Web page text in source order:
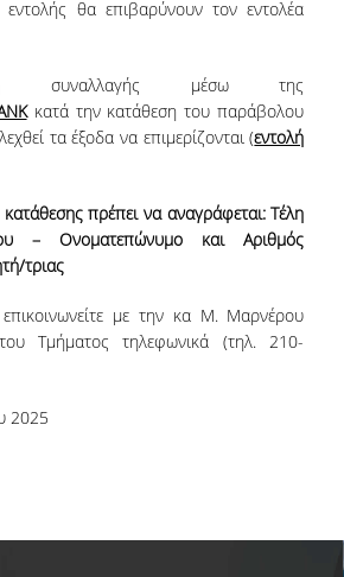
ΠΡΟΠΤΥΧΙΑΚΟΥΣ ΦΟΙΤΗΤΕΣ
ΕΞΩΤΕΡΙΚΗΣ
θα επιβαρύνουν τον εντολέα
συναλλαγής μέσω της
κατά την κατάθεση του παράβολου
τα έξοδα να επιμερίζονται (εντολή
κατάθεσης πρέπει να αναγράφεται: Τέλη
– Ονοματεπώνυμο και Αριθμός
τριας
επικοινωνείτε με την κα Μ. Μαρνέρου
Τμήματος τηλεφωνικά (τηλ. 210-
2025